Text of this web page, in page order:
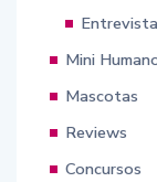
Mini
Mascotas
Reviews
Concursos